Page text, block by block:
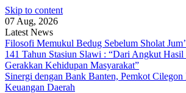
Skip to content
07 Aug, 2026
Latest News
Filosofi Memukul Bedug Sebelum Sholat
141 Tahun Stasiun Slawi : “Dari Angkut
Gerakkan Kehidupan Masyarakat”
Sinergi dengan Bank Banten, Pemkot
Keuangan Daerah